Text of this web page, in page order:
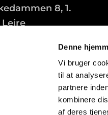
Denne
Vi bruger
til at
partnere
kombinere
af deres
8, 1.
Lejre